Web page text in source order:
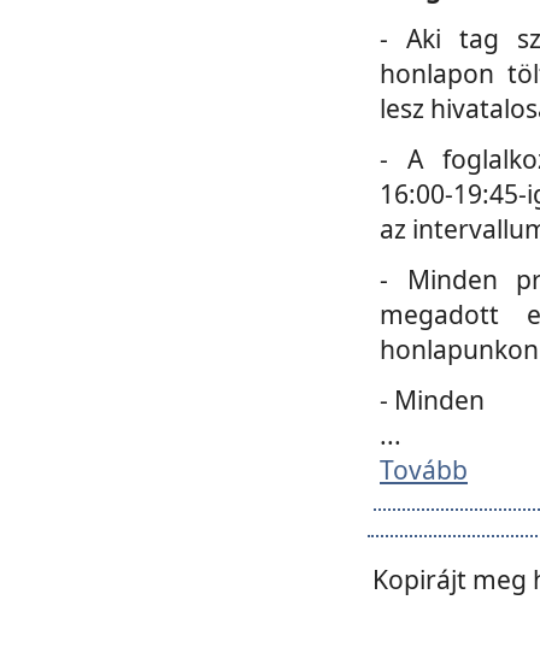
- Aki tag
honlapon
lesz
- A
16:00-
az
- Minden
megadott
- Minden
...
Tovább
Kopirájt meg